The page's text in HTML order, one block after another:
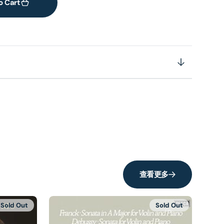
Cart
查看更多
Sold Out Sold Out